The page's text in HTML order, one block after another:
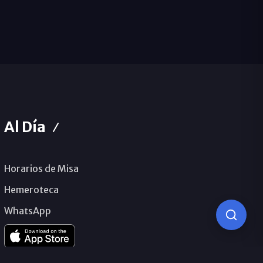
Al Día
Horarios de Misa
Hemeroteca
WhatsApp